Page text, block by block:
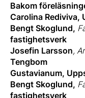
Bakom
Carolina Rediviva,
Bengt Skoglund,
fastighetsverk
Josefin Larsson,
Tengbom
Gustavianum,
Bengt Skoglund,
fastighetsverk